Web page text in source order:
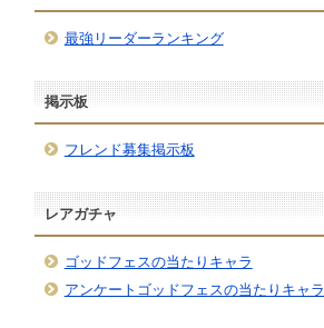
最強リーダーランキング
掲示板
フレンド募集掲示板
レアガチャ
ゴッドフェスの当たりキャラ
アンケートゴッドフェスの当たりキャラ